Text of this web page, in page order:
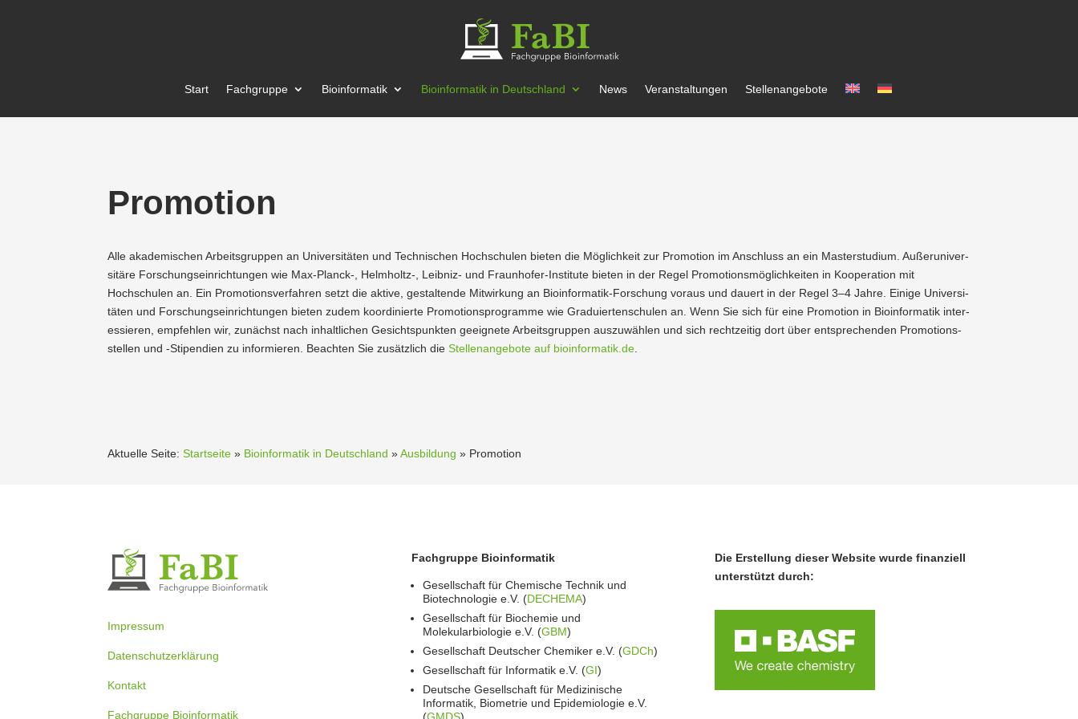
Start Fachgruppe Bioin­for­matik Bioin­for­matik in Deutschland News Veran­stal­tungen Stellen­an­gebote
Promotion
Alle akade­mi­schen Arbeits­gruppen an Univer­si­täten und Techni­schen Hochschulen bieten die Möglichkeit zur Promotion im Anschluss an ein Master­studium. Außer­uni­ver­
sitäre Forschungs­ein­rich­tungen wie Max-Planck‑, Helmholtz‑, Leibniz- und Fraun­hofer-Institute bieten in der Regel Promo­ti­ons­mög­lich­keiten in Koope­ration mit
Hochschulen an. Ein Promo­ti­ons­ver­fahren setzt die aktive, gestal­tende Mitwirkung an Bioin­for­matik-Forschung voraus und dauert in der Regel 3–4 Jahre. Einige Univer­si­
täten und Forschungs­ein­rich­tungen bieten zudem koordi­nierte Promo­ti­ons­pro­gramme wie Gradu­ier­ten­schulen an. Wenn Sie sich für eine Promotion in Bioin­for­matik inter­
es­sieren, empfehlen wir, zunächst nach inhalt­lichen Gesichts­punkten geeignete Arbeits­gruppen auszu­wählen und sich recht­zeitig dort über entspre­chenden Promo­ti­ons­
stellen und ‑Stipendien zu infor­mieren. Beachten Sie zusätzlich dieStellen­an­gebote auf bioinformatik.de
Aktuelle Seite:Startseite » Bioinformatik in Deutschland »Ausbildung » Promotion
Impressum
Datenschutzerklärung
Kontakt
Fachgruppe Bioinformatik
Fachgruppe Bioinformatik
Gesellschaft für Chemische Technik und
Biotechnologie e.V. (DECHEMA)
Gesellschaft für Biochemie und
Molekularbiologie e.V. (GBM)
Gesellschaft Deutscher Chemiker e.V. (GDCh)
Gesellschaft für Informatik e.V. (GI)
Deutsche Gesellschaft für Medizinische
Informatik, Biometrie und Epidemiologie e.V.
Die Erstellung dieser Website wurde finanziell
unterstützt durch: